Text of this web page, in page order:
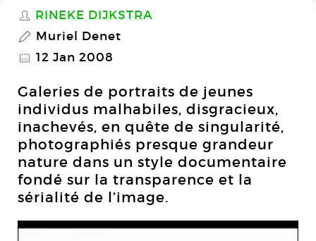
S RINEKE DIJKSTRA
P Muriel Denet
@ 12 Jan 2008
Galeries de portraits de jeunes
individus malhabiles, disgracieux,
inachevés, en quête de singularité,
photographiés presque grandeur
nature dans un style documentaire
fondé sur la transparence et la
sérialité de l’image.